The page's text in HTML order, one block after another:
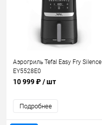
Аэрогриль Tefal Easy Fry Silence
EY5528E0
10 999 ₽/ шт
Подробнее